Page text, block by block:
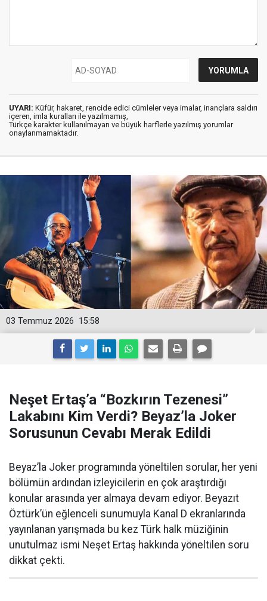
UYARI: Küfür, hakaret, rencide edici cümleler veya imalar, inançlara saldırı
içeren, imla kuralları ile yazılmamış,
Türkçe karakter kullanılmayan ve büyük harflerle yazılmış yorumlar
onaylanmamaktadır.
15:58
03 Temmuz 2026
Neşet Ertaş’a “Bozkırın Tezenesi”
Lakabını Kim Verdi? Beyaz’la Joker
Sorusunun Cevabı Merak Edildi
Beyaz’la Joker programında yöneltilen sorular, her yeni
bölümün ardından izleyicilerin en çok araştırdığı
konular arasında yer almaya devam ediyor. Beyazıt
Öztürk’ün eğlenceli sunumuyla Kanal D ekranlarında
yayınlanan yarışmada bu kez Türk halk müziğinin
unutulmaz ismi Neşet Ertaş hakkında yöneltilen soru
dikkat çekti.